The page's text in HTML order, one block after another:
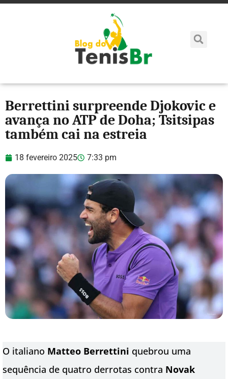
Berrettini surpreende Djokovic e
avança no ATP de Doha; Tsitsipas
também cai na estreia
18 fevereiro 2025 7:33 pm
O italiano Matteo Berrettini quebrou uma
sequência de quatro derrotas contra Novak